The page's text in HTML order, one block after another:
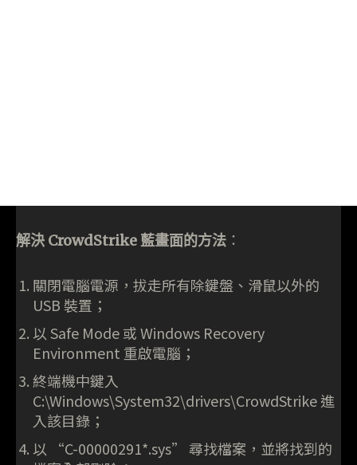
解決 CrowdStrike 藍畫面的方法 ：
關閉電腦電源，拔走所有除鍵盤、滑鼠以外的
USB 裝置；
以 Safe Mode 或 Windows Recovery
Environment 重啟電腦；
終端機中鍵入
C:\Windows\System32\drivers\CrowdStrike 進
入該目錄；
以 “C-00000291*.sys” 尋找檔案，並將找到的